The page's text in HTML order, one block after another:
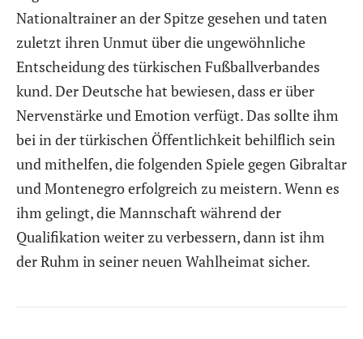
Nationaltrainer an der Spitze gesehen und taten
zuletzt ihren Unmut über die ungewöhnliche
Entscheidung des türkischen Fußballverbandes
kund. Der Deutsche hat bewiesen, dass er über
Nervenstärke und Emotion verfügt. Das sollte ihm
bei in der türkischen Öffentlichkeit behilflich sein
und mithelfen, die folgenden Spiele gegen Gibraltar
und Montenegro erfolgreich zu meistern. Wenn es
ihm gelingt, die Mannschaft während der
Qualifikation weiter zu verbessern, dann ist ihm
der Ruhm in seiner neuen Wahlheimat sicher.